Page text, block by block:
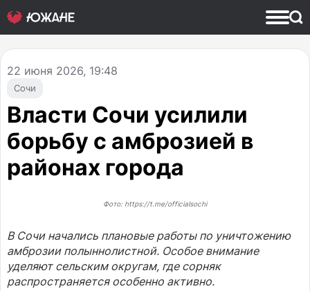
Сочи
22 июня 2026, 19:48
Власти Сочи усилили
борьбу с амброзией в
районах города
Фото: https://t.me/officialsochi
В Сочи начались плановые работы по уничтожению
амброзии полыннолистной. Особое внимание
уделяют сельским округам, где сорняк
распространяется особенно активно.